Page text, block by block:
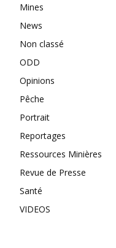
Mines
News
Non classé
ODD
Opinions
Pêche
Portrait
Reportages
Ressources Minières
Revue de Presse
Santé
VIDEOS